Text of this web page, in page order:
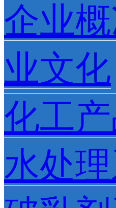
企业
业文化
化工
水处理